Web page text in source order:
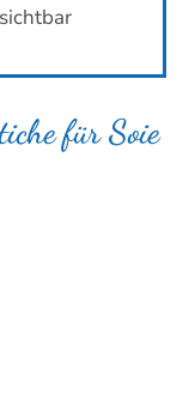
für Soie